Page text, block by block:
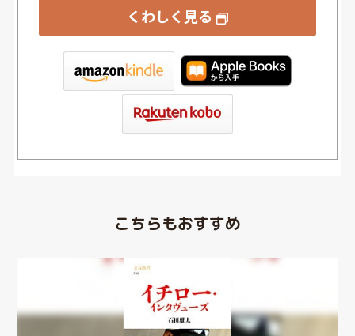
くわしく見る
こちらもおすすめ